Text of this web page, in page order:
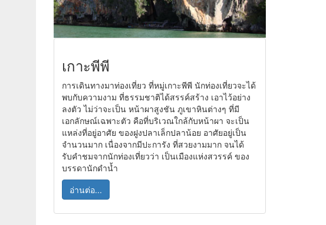
เกาะพีพี
การเดินทางมาท่องเที่ยว ที่หมู่เกาะพีพี นักท่องเที่ยวจะได้
พบกับความงาม ที่ธรรมชาติได้สรรค์สร้าง เอาไว้อย่าง
ลงตัว ไม่ว่าจะเป็น หน้าผาสูงชัน ภูเขาหินต่างๆ ที่มี
เอกลักษณ์เฉพาะตัว คือที่บริเวณใกล้กับหน้าผา จะเป็น
แหล่งที่อยู่อาศัย ของฝูงปลาเล็กปลาน้อย อาศัยอยู่เป็น
จำนวนมาก เนื่องจากมีปะการัง ที่สวยงามมาก จนได้
รับคำชมจากนักท่องเที่ยวว่า เป็นเมืองแห่งสวรรค์ ของ
บรรดานักดำน้ำ
อ่านต่อ...